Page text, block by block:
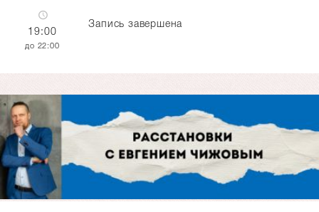
19:00
22:00
Запись завершена